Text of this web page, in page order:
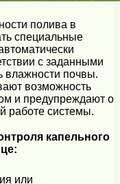
полива в
специальные
с заданными
влажности почвы.
возможность
и предупреждают о
работе системы.
капельного
или